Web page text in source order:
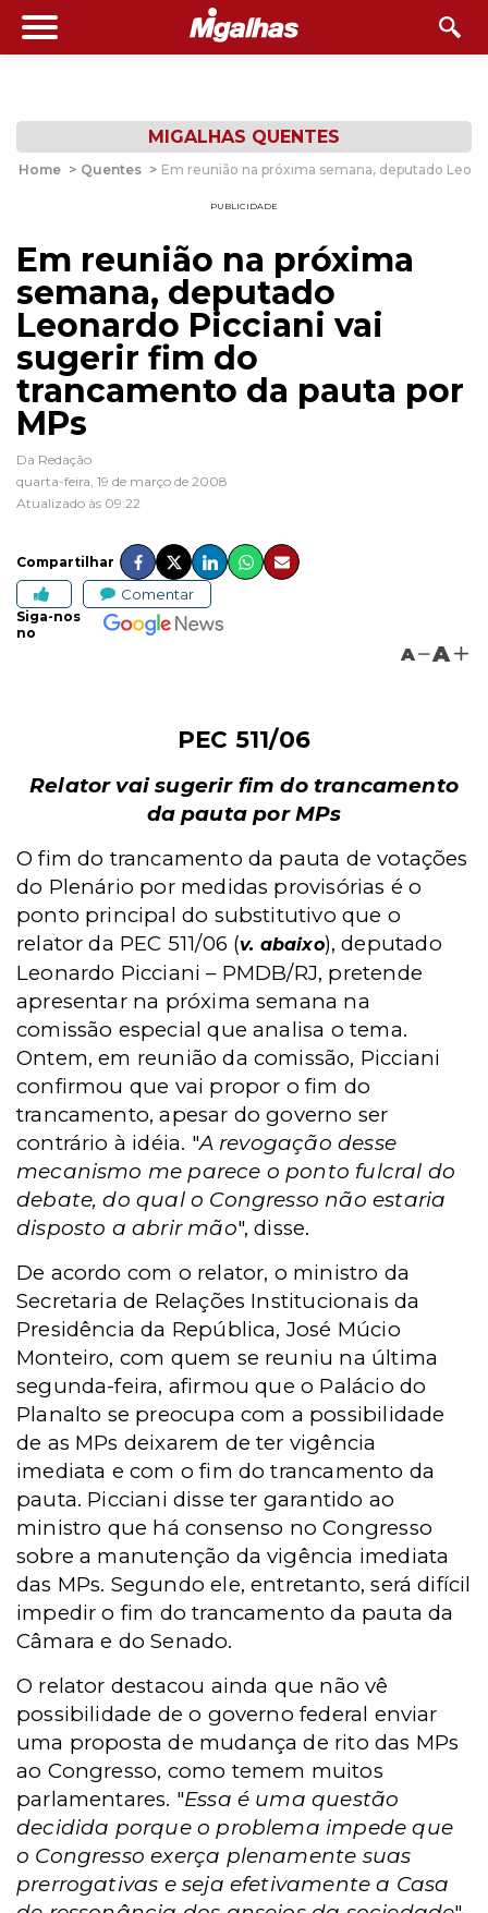
MIGALHAS QUENTES
Home > Quentes > Em reunião na próxima semana, deputado
PUBLICIDADE
Em reunião na próxima
semana, deputado
Leonardo Picciani vai
sugerir fim do
trancamento da pauta por
MPs
Da Redação
quarta-feira, 19 de março de 2008
Atualizado às 09:22
Compartilhar
Comentar
Siga-nos
no
A A
PEC 511/06
Relator vai sugerir fim do trancamento
da pauta por MPs
O fim do trancamento da pauta de votações
do Plenário por medidas provisórias é o
ponto principal do substitutivo que o
relator da PEC 511/06 (v. abaixo), deputado
Leonardo Picciani – PMDB/RJ, pretende
apresentar na próxima semana na
comissão especial que analisa o tema.
Ontem, em reunião da comissão, Picciani
confirmou que vai propor o fim do
trancamento, apesar do governo ser
contrário à idéia. "A revogação desse
mecanismo me parece o ponto fulcral do
debate, do qual o Congresso não estaria
disposto a abrir mão", disse.
De acordo com o relator, o ministro da
Secretaria de Relações Institucionais da
Presidência da República, José Múcio
Monteiro, com quem se reuniu na última
segunda-feira, afirmou que o Palácio do
Planalto se preocupa com a possibilidade
de as MPs deixarem de ter vigência
imediata e com o fim do trancamento da
pauta. Picciani disse ter garantido ao
ministro que há consenso no Congresso
sobre a manutenção da vigência imediata
das MPs. Segundo ele, entretanto, será difícil
impedir o fim do trancamento da pauta da
Câmara e do Senado.
O relator destacou ainda que não vê
possibilidade de o governo federal enviar
uma proposta de mudança de rito das MPs
ao Congresso, como temem muitos
parlamentares. "Essa é uma questão
decidida porque o problema impede que
o Congresso exerça plenamente suas
prerrogativas e seja efetivamente a Casa